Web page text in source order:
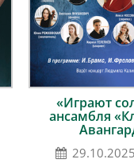
«Играют
ансамбля